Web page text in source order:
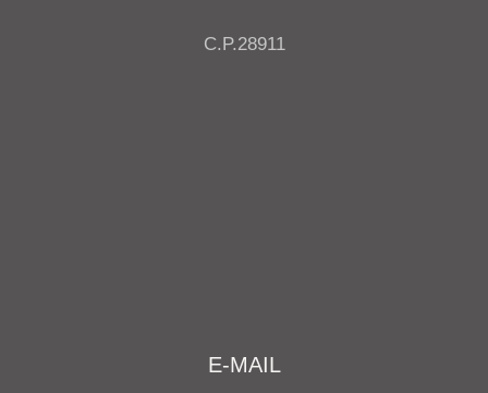
C.P.28911
E-MAIL